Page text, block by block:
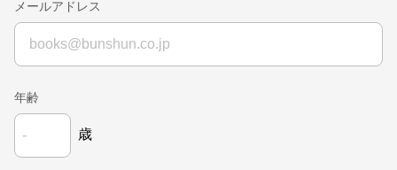
メールアドレス
年齢
歳